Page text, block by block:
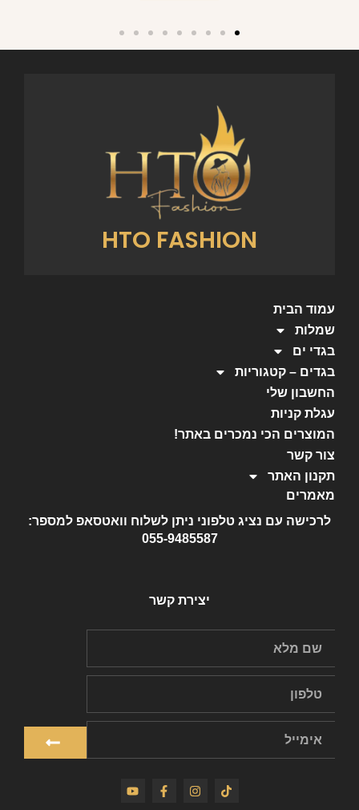
HTO FASHION
עמוד הבית
שמלות
בגדי ים
בגדים – קטגוריות
החשבון שלי
עגלת קניות
המוצרים הכי נמכרים באתר!
צור קשר
תקנון האתר
מאמרים
לרכישה עם נציג טלפוני ניתן לשלוח וואטסאפ למספר:
055-9485587
יצירת קשר